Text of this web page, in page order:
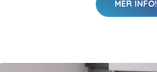
MER INFO!